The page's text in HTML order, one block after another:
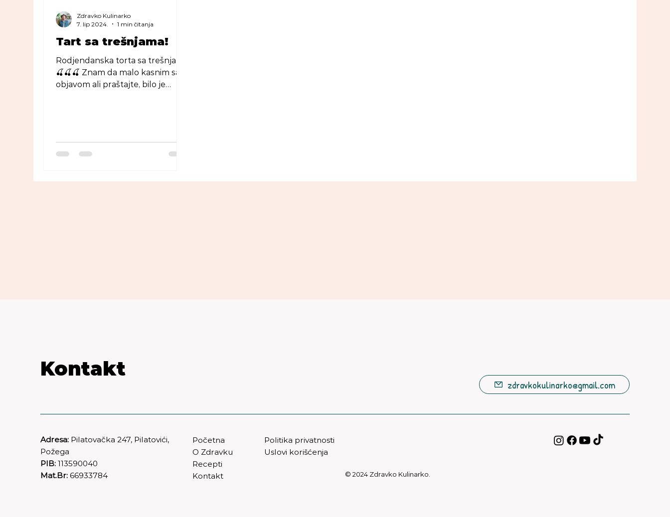
Tart sa trešnjama!
Rodjendanska torta sa trešnjama
🍒🍒🍒 Znam da malo kasnim sa
objavom ali praštajte, bilo je
Zdravko Kulinarko
7. lip 2024.
1 min čitanja
Kontakt
zdravkokulinarko@gmail.com
Adresa:Pilatovačka 247, Pilatovići,
Požega
PIB:113590040
Mat.Br:66933784
Početna
O Zdravku
Recepti
Kontakt
Politika privatnosti
Uslovi korišćenja
© 2024 Zdravko Kulinarko.